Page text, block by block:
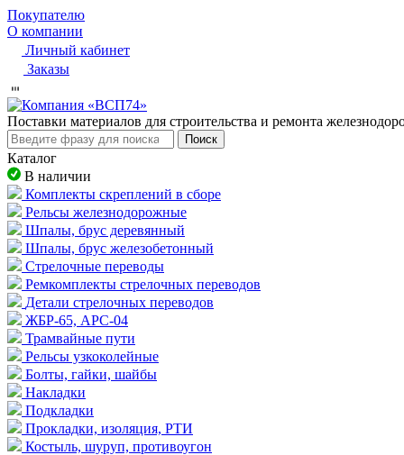
Покупателю
О компании
Личный кабинет
Заказы
Пocтaвки мaтepиaлoв для cтpoитeльcтвa и peмoнтa
Поиск
Каталог
В наличии
Комплекты скреплений в сборе
Рельсы железнодорожные
Шпалы, брус деревянный
Шпалы, брус железобетонный
Стрелочные переводы
Ремкомплекты стрелочных переводов
Детали стрелочных переводов
ЖБР-65, АРС-04
Трамвайные пути
Рельсы узкоколейные
Болты, гайки, шайбы
Накладки
Подкладки
Прокладки, изоляция, РТИ
Костыль, шуруп, противоугон